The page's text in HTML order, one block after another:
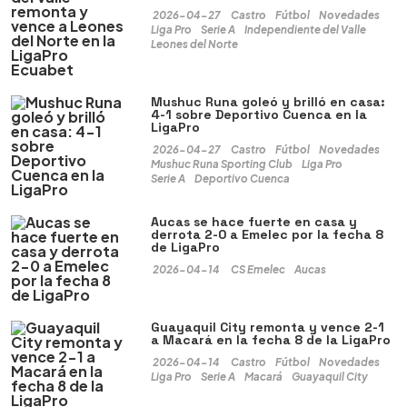
2026-04-27 Castro Fútbol
Novedades
Liga Pro
Serie A
Independiente del Valle
Leones del Norte
Mushuc Runa goleó y brilló en casa:
4-1 sobre Deportivo Cuenca en la
LigaPro
2026-04-27 Castro Fútbol
Novedades
Mushuc Runa Sporting Club
Liga Pro
Serie A
Deportivo Cuenca
Aucas se hace fuerte en casa y
derrota 2-0 a Emelec por la fecha 8
de LigaPro
2026-04-14 CS Emelec Aucas
Guayaquil City remonta y vence 2-1
a Macará en la fecha 8 de la LigaPro
2026-04-14 Castro Fútbol
Novedades
Liga Pro
Serie A Macará Guayaquil City